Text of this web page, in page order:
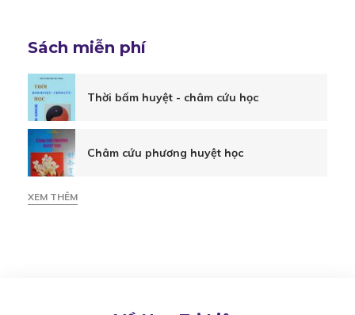
Sách miễn phí
Thời bấm huyệt - châm cứu học
Châm cứu phương huyệt học
XEM THÊM